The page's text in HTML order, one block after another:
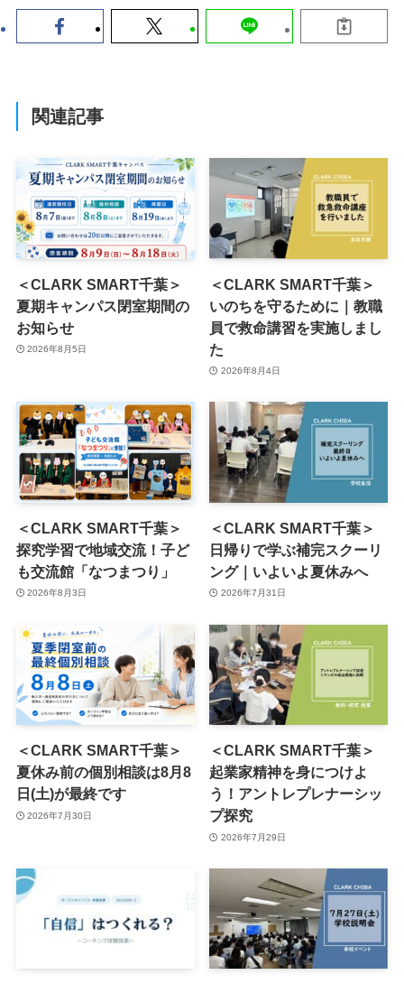
関連記事
＜CLARK SMART千葉＞
夏期キャンパス閉室期間の
お知らせ
2026年8月5日
＜CLARK SMART千葉＞
いのちを守るために｜教職
員で救命講習を実施しまし
た
2026年8月4日
＜CLARK SMART千葉＞
探究学習で地域交流！子ど
も交流館「なつまつり」
2026年8月3日
＜CLARK SMART千葉＞
日帰りで学ぶ補完スクーリ
ング｜いよいよ夏休みへ
2026年7月31日
＜CLARK SMART千葉＞
夏休み前の個別相談は8月8
日(土)が最終です
2026年7月30日
＜CLARK SMART千葉＞
起業家精神を身につけよ
う！アントレプレナーシッ
プ探究
2026年7月29日